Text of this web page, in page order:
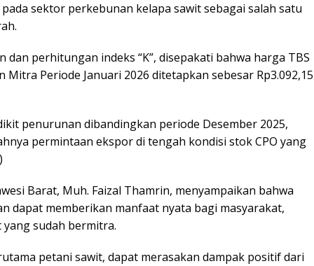
sektor perkebunan kelapa sawit sebagai salah satu
dan perhitungan indeks “K”, disepakati bahwa harga TBS
Mitra Periode Januari 2026 ditetapkan sebesar Rp3.092,15
penurunan dibandingkan periode Desember 2025,
permintaan ekspor di tengah kondisi stok CPO yang
Barat, Muh. Faizal Thamrin, menyampaikan bahwa
dapat memberikan manfaat nyata bagi masyarakat,
sudah bermitra.
petani sawit, dapat merasakan dampak positif dari